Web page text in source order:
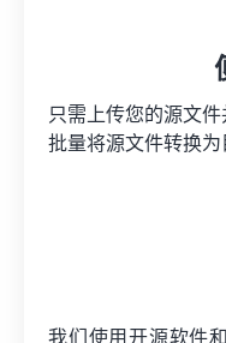
只需上传您的源文
批量将源文件转换为